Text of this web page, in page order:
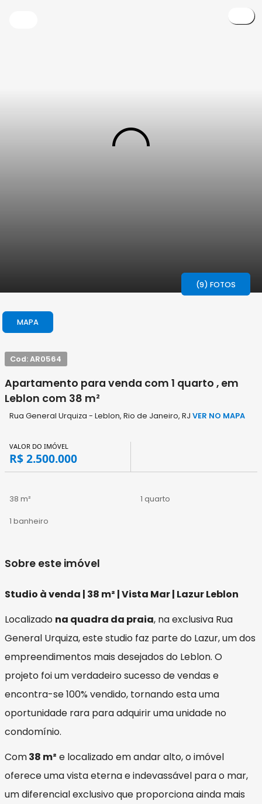
(9) FOTOS
MAPA
Cod: AR0564
Apartamento para venda com 1 quarto , em
Leblon com 38 m²
Rua General Urquiza - Leblon, Rio de Janeiro, RJ VER NO MAPA
VALOR DO IMÓVEL
R$ 2.500.000
38 m² 1 quarto
1 banheiro
Sobre este imóvel
Studio à venda | 38 m² | Vista Mar | Lazur Leblon
Localizado na quadra da praia, na exclusiva Rua
General Urquiza, este studio faz parte do Lazur, um dos
empreendimentos mais desejados do Leblon. O
projeto foi um verdadeiro sucesso de vendas e
encontra-se 100% vendido, tornando esta uma
oportunidade rara para adquirir uma unidade no
condomínio.
Com38 m² e localizado em andar alto, o imóvel
oferece uma vista eterna e indevassável para o mar,
um diferencial exclusivo que proporciona ainda mais